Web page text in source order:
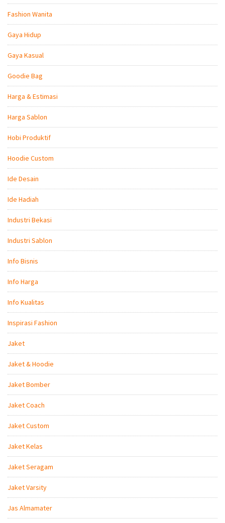
Fashion Wanita
Gaya Hidup
Gaya Kasual
Goodie Bag
Harga & Estimasi
Harga Sablon
Hobi Produktif
Hoodie Custom
Ide Desain
Ide Hadiah
Industri Bekasi
Industri Sablon
Info Bisnis
Info Harga
Info Kualitas
Inspirasi Fashion
Jaket
Jaket & Hoodie
Jaket Bomber
Jaket Coach
Jaket Custom
Jaket Kelas
Jaket Seragam
Jaket Varsity
Jas Almamater